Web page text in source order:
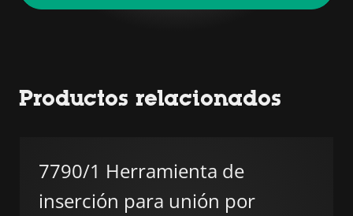
Productos relacionados
7790/1 Herramienta de
inserción para unión por